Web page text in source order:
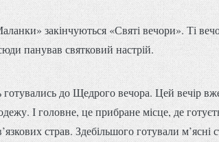
закінчуються «Святі вечори». Ті
панував святковий настрій.
до Щедрого вечора. Цей вечір
І головне, це прибране місце, де
страв. Здебільшого готували